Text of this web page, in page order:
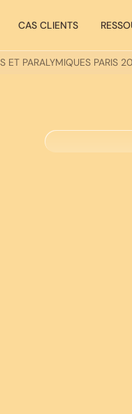
CAS CLIENTS
ET PARALYMIQUES PARIS